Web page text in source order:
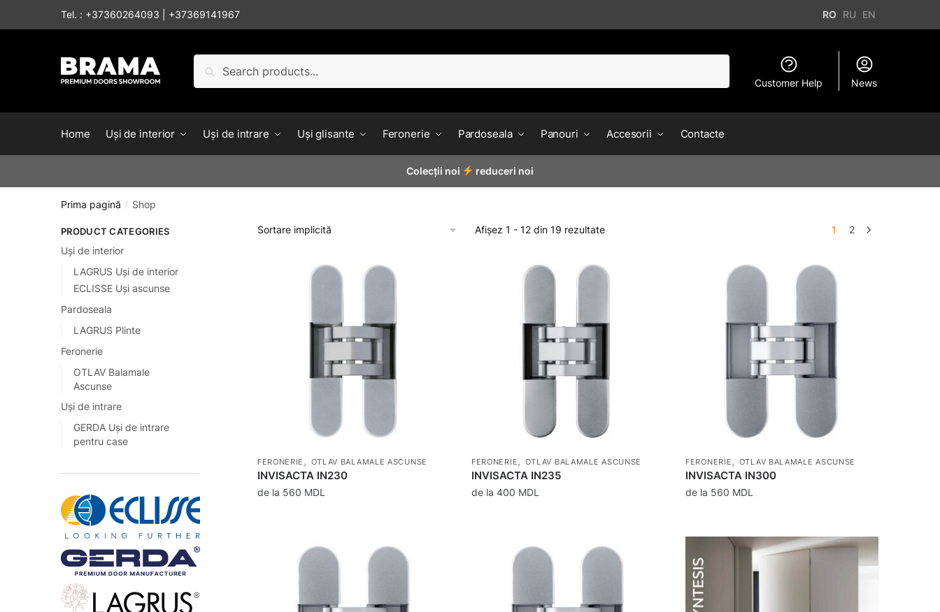
Skip to navigation
Skip to content
Tel. : +37360264093 +37369141967 RO RU EN
Caută
Customer Help News
Home Uși de interior Uși de intrare Uși glisante Feronerie Pardoseala Panouri Accesorii Contacte
Colecții noi reduceri noi
Prima pagină / Shop
Afișez 1 - 12 din 19 rezultate 1 2
FERONERIE , OTLAV BALAMALE ASCUNSE
INVISACTA IN230
de la 560 MDL
FERONERIE, OTLAV BALAMALE ASCUNSE
INVISACTA IN235
de la 400 MDL
FERONERIE, OTLAV BALAMALE ASCUNSE
INVISACTA IN300
de la 560 MDL
PRODUCT CATEGORIES
Uși de interior
LAGRUS Uși de interior
ECLISSE Uși ascunse
Pardoseala
LAGRUS Plinte
Feronerie
OTLAV Balamale
Ascunse
Uși de intrare
GERDA Uși de intrare
pentru case